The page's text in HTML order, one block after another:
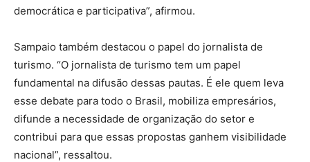
democrática e participativa”, afirmou.
Sampaio também destacou o papel do jornalista de
turismo. “O jornalista de turismo tem um papel
fundamental na difusão dessas pautas. É ele quem leva
esse debate para todo o Brasil, mobiliza empresários,
difunde a necessidade de organização do setor e
contribui para que essas propostas ganhem visibilidade
nacional”, ressaltou.